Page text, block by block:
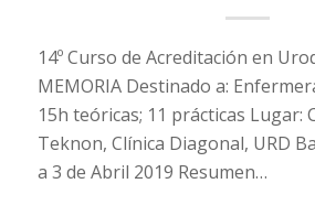
14º Curso de Acreditación en
MEMORIA Destinado a:
15h teóricas; 11 prácticas Lugar:
Teknon, Clínica Diagonal, URD
a 3 de Abril 2019 Resumen…